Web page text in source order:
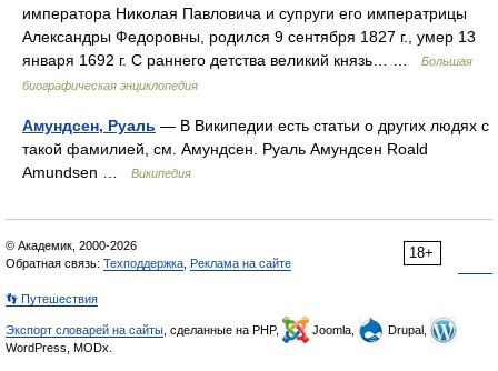
императора Николая Павловича и супруги его императрицы
Александры Федоровны, родился 9 сентября 1827 г., умер 13
января 1692 г. С раннего детства великий князь… …
Большая
биографическая энциклопедия
Амундсен, Руаль — В Википедии есть статьи о других людях с
такой фамилией, см. Амундсен. Руаль Амундсен Roald
Amundsen …
Википедия
18+
© Академик, 2000-2026
Обратная связь: Техподдержка Реклама на сайте
👣 Путешествия
Экспорт словарей на сайты , сделанные на PHP, Joomla,
Drupal,
WordPress, MODx.